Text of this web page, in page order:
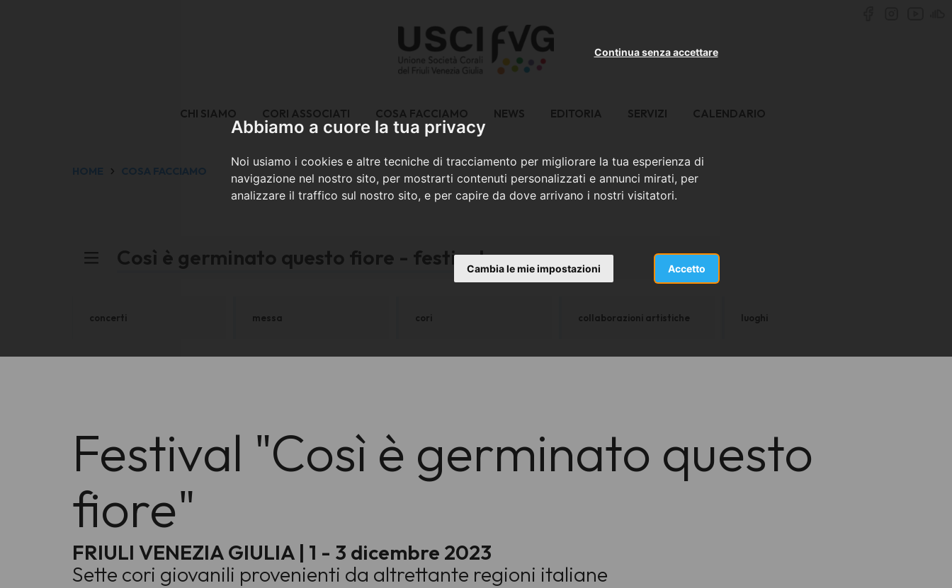
Abbiamo a cuore la tua privacy
Noi usiamo i cookies e altre tecniche di tracciamento per migliorare la tua esperienza di
navigazione nel nostro sito, per mostrarti contenuti personalizzati e annunci mirati, per
analizzare il traffico sul nostro sito, e per capire da dove arrivano i nostri visitatori.
Accetto
Continua senza accettare
Cambia le mie impostazioni
CHI SIAMO CORI ASSOCIATI COSA FACCIAMO NEWS EDITORIA SERVIZI CALENDARIO
HOME COSA FACCIAMO
Così è germinato questo fiore - festival
concerti messa cori collaborazioni artistiche luoghi
Festival "Così è germinato questo
fiore"
FRIULI VENEZIA GIULIA | 1 - 3 dicembre 2023
Sette cori giovanili provenienti da altrettante regioni italiane